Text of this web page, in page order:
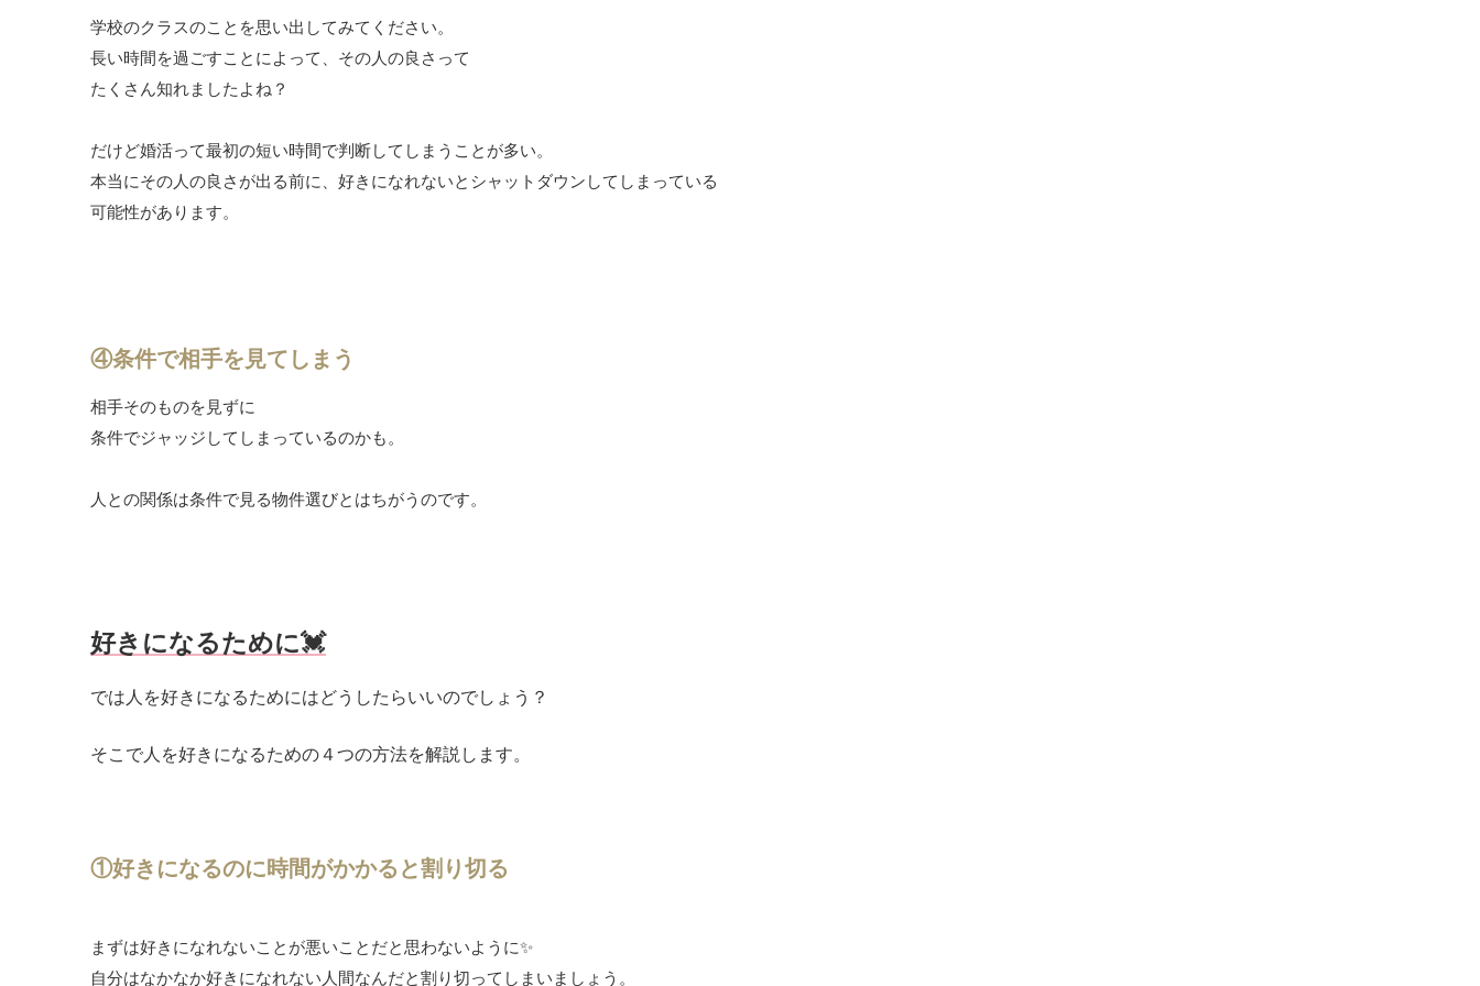
学校のクラスのことを思い出してみてください。
長い時間を過ごすことによって、その人の良さって
たくさん知れましたよね？
だけど婚活って最初の短い時間で判断してしまうことが多い。
本当にその人の良さが出る前に、好きになれないとシャットダウンしてしまっている
可能性があります。
④条件で相手を見てしまう
相手そのものを見ずに
条件でジャッジしてしまっているのかも。
人との関係は条件で見る物件選びとはちがうのです。
好きになるために💓
では人を好きになるためにはどうしたらいいのでしょう？
そこで人を好きになるための４つの方法を解説します。
①好きになるのに時間がかかると割り切る
まずは好きになれないことが悪いことだと思わないように✨
自分はなかなか好きになれない人間なんだと割り切ってしまいましょう。